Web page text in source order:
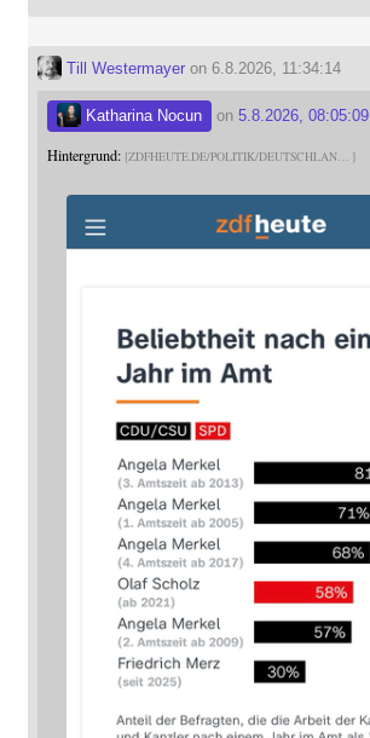
Till Westermayeron 6.8.2026, 11:34:14
Katharina Nocun on 5.8.2026, 08:05:09
Hintergrund: ZDFHEUTE.DE/POLITIK/DEUTSCHLAN